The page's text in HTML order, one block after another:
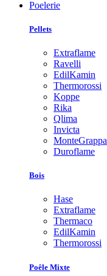
Poelerie
Pellets
Extraflame
Ravelli
EdilKamin
Thermorossi
Koppe
Rika
Qlima
Invicta
MonteGrappa
Duroflame
Bois
Hase
Extraflame
Thermaco
EdilKamin
Thermorossi
Poêle Mixte